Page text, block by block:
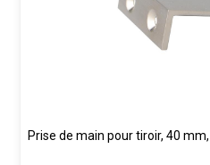
Prise de main pour tiroir, 40